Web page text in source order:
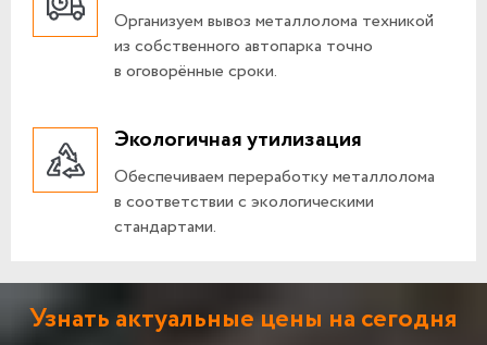
Организуем вывоз металлолома техникой
из собственного автопарка точно
в оговорённые сроки.
Экологичная утилизация
Обеспечиваем переработку металлолома
в соответствии с экологическими
стандартами.
Узнать актуальные цены на сегодня